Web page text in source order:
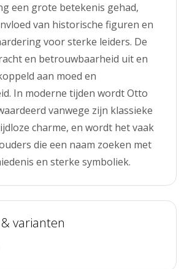
een grote betekenis gehad,
van historische figuren en
voor sterke leiders. De
en betrouwbaarheid uit en
aan moed en
In moderne tijden wordt Otto
vanwege zijn klassieke
charme, en wordt het vaak
die een naam zoeken met
en sterke symboliek.
varianten